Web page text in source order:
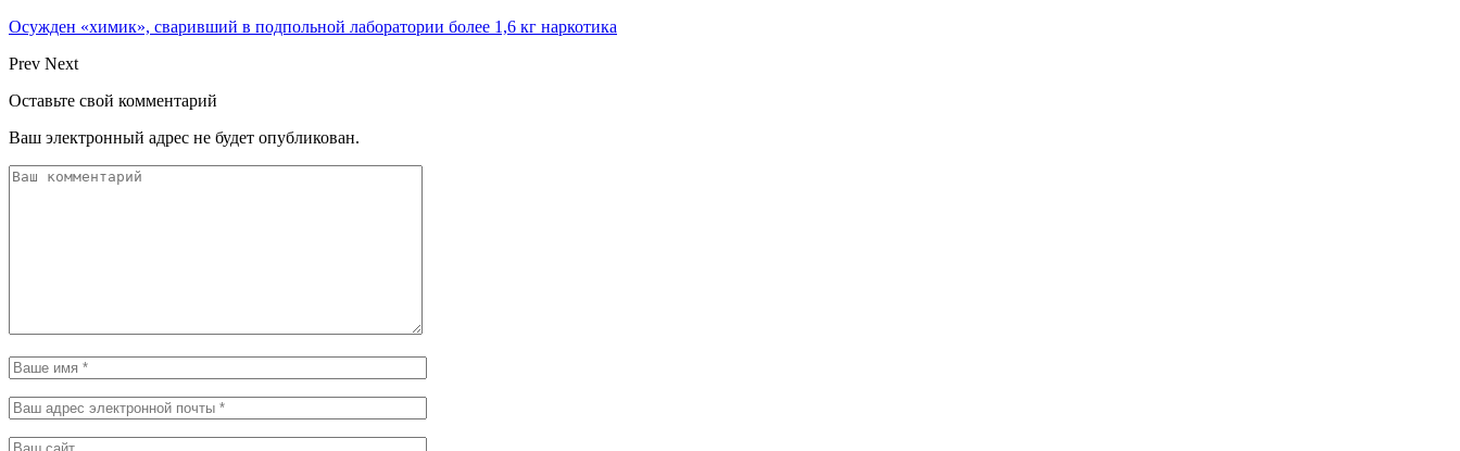
Осужден «химик», сваривший в подпольной лаборатории более 1,6 кг наркотика
Prev Next
Оставьте свой комментарий
Ваш электронный адрес не будет опубликован.